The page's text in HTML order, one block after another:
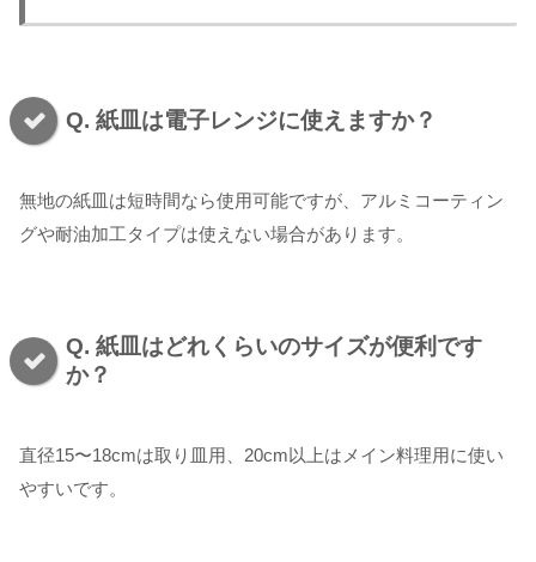
Q. 紙皿は電子レンジに使えますか？
無地の紙皿は短時間なら使用可能ですが、アルミコーティン
グや耐油加工タイプは使えない場合があります。
Q. 紙皿はどれくらいのサイズが便利です
か？
直径15〜18cmは取り皿用、20cm以上はメイン料理用に使い
やすいです。